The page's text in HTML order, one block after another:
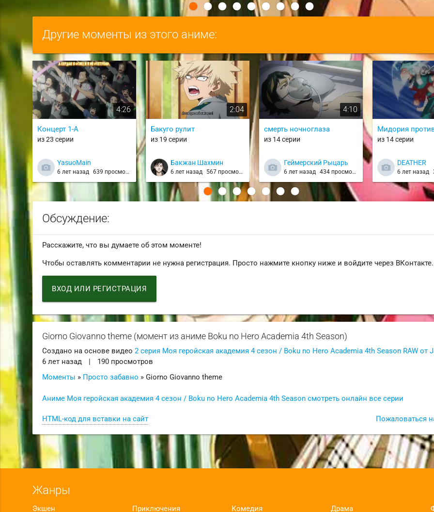
Другие моменты из этого аниме:
4:26
Концерт 1-A
из 23 серии
YasuoMain
6 лет назад 639 просмотров
2:04
Бакуго рулит
из 19 серии
Бакжан Шахмин
6 лет назад 567 просмотров
4:10
смерть ночноглаза
из 14 серии
Геймерский Рыцарь
6 лет назад 434 просмотра
Мидория против
из 14 серии
DEATHER
6 лет назад
Обсуждение:
Расскажите, что вы думаете об этом моменте!
Чтобы оставлять комментарии не нужна регистрация. Просто нажмите кнопку ниже и войдите через ВКонтакте.
ВХОД ИЛИ РЕГИСТРАЦИЯ
Giorno Giovanno theme (момент из аниме Boku no Hero Academia 4th Season)
Создано на основе видео2 серия Моя геройская академия 4 сезон / Boku no Hero Academia 4th Season RAW от
6 лет назад
|
190 просмотров
Моменты » Просто забавно » Giorno Giovanno theme
Аниме Моя геройская академия 4 сезон / Boku no Hero Academia 4th Season смотреть онлайн все серии
Пожаловаться
HTML-код для вставки на сайт
Жанры
Экшен Приключения Комедия Драма